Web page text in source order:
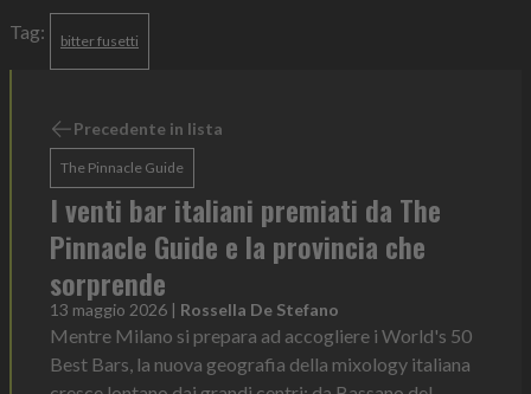
Tag: bitter fusetti
Precedente in lista
The Pinnacle Guide
I venti bar italiani premiati da The
Pinnacle Guide e la provincia che
sorprende
13 maggio 2026 | Rossella De Stefano
Mentre Milano si prepara ad accogliere i World's 50
Best Bars, la nuova geografia della mixology italiana